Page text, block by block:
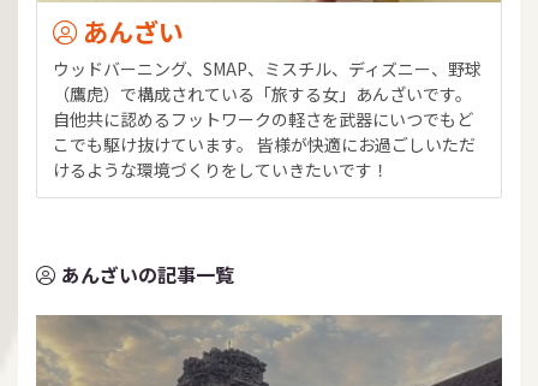
あんざい
ウッドバーニング、SMAP、ミスチル、ディズニー、野球
（鷹虎）で構成されている「旅する女」あんざいです。
自他共に認めるフットワークの軽さを武器にいつでもど
こでも駆け抜けています。 皆様が快適にお過ごしいただ
けるような環境づくりをしていきたいです！
あんざいの記事一覧